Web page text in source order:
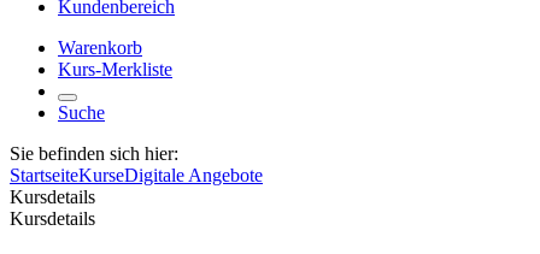
Kundenbereich
Warenkorb
Kurs-Merkliste
Suche
Sie befinden sich hier:
StartseiteKurseDigitale Angebote
Kursdetails
Kursdetails